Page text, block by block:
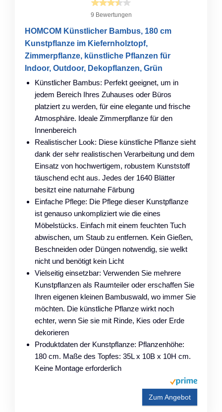
9 Bewertungen
HOMCOM Künstlicher Bambus, 180 cm
Kunstpflanze im Kiefernholztopf,
Zimmerpflanze, künstliche Pflanzen für
Indoor, Outdoor, Dekopflanzen, Grün
Künstlicher Bambus: Perfekt geeignet, um in
jedem Bereich Ihres Zuhauses oder Büros
platziert zu werden, für eine elegante und frische
Atmosphäre. Ideale Zimmerpflanze für den
Innenbereich
Realistischer Look: Diese künstliche Pflanze sieht
dank der sehr realistischen Verarbeitung und dem
Einsatz von hochwertigem, robustem Kunststoff
täuschend echt aus. Jedes der 1640 Blätter
besitzt eine naturnahe Färbung
Einfache Pflege: Die Pflege dieser Kunstpflanze
ist genauso unkompliziert wie die eines
Möbelstücks. Einfach mit einem feuchten Tuch
abwischen, um Staub zu entfernen. Kein Gießen,
Beschneiden oder Düngen notwendig, sie welkt
nicht und benötigt kein Licht
Vielseitig einsetzbar: Verwenden Sie mehrere
Kunstpflanzen als Raumteiler oder erschaffen Sie
Ihren eigenen kleinen Bambuswald, wo immer Sie
möchten. Die künstliche Pflanze wirkt noch
echter, wenn Sie sie mit Rinde, Kies oder Erde
dekorieren
Produktdaten der Kunstpflanze: Pflanzenhöhe:
180 cm. Maße des Topfes: 35L x 10B x 10H cm.
Keine Montage erforderlich
Zum Angebot